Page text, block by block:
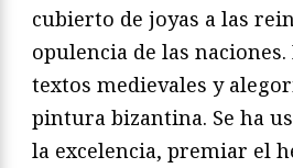
cubierto de joyas a las
opulencia de las
textos medievales y
pintura bizantina. Se ha
la excelencia, premiar el